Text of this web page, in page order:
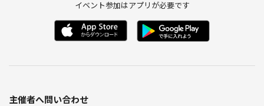
イベント参加はアプリが必要です
主催者へ問い合わせ